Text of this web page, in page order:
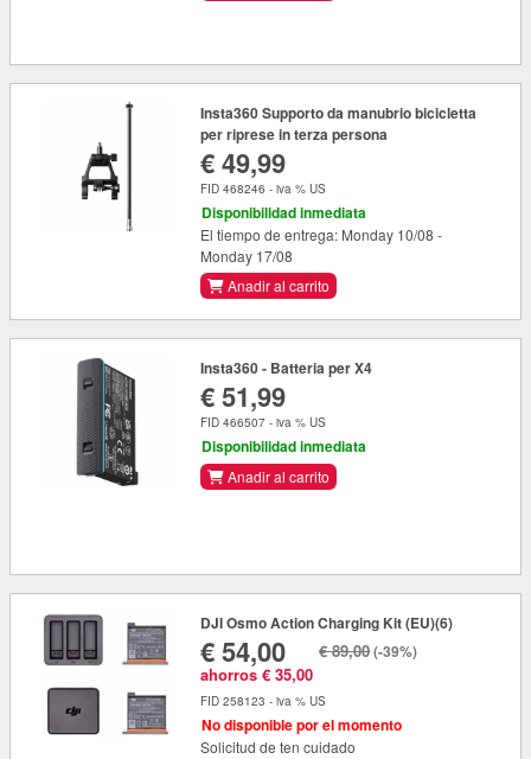
Insta360 Supporto da manubrio bicicletta
per riprese in terza persona
€ 49,99
FID 468246 - iva % US
Disponibilidad inmediata
El tiempo de entrega: Monday 10/08 -
Monday 17/08
Anadir al carrito
Insta360 - Batteria per X4
€ 51,99
FID 466507 - iva % US
Disponibilidad inmediata
Anadir al carrito
DJI Osmo Action Charging Kit (EU)(6)
€ 54,00
ahorros € 35,00
€ 89,00(-39%)
FID 258123 - iva % US
No disponible por el momento
Solicitud de ten cuidado